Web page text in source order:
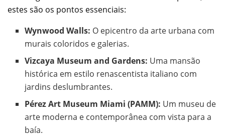
estes são os pontos essenciais:
Wynwood Walls: O epicentro da arte urbana com
murais coloridos e galerias.
Vizcaya Museum and Gardens: Uma mansão
histórica em estilo renascentista italiano com
jardins deslumbrantes.
Pérez Art Museum Miami (PAMM): Um museu de
arte moderna e contemporânea com vista para a
baía.